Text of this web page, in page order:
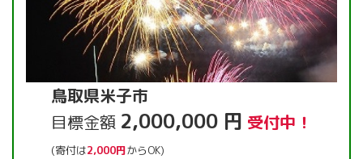
鳥取県米子市
目標金額 2,000,000 円 受付中！
(寄付は2,000円からOK)